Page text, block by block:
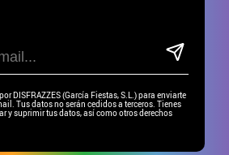
DISFRAZZES (García Fiestas, S.L.) para enviarte
Tus datos no serán cedidos a terceros. Tienes
y suprimir tus datos, así como otros derechos